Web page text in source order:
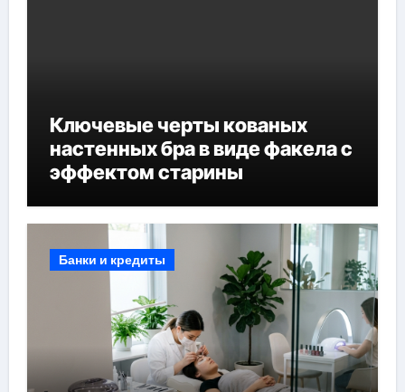
Ключевые черты кованых
настенных бра в виде факела с
эффектом старины
Банки и кредиты